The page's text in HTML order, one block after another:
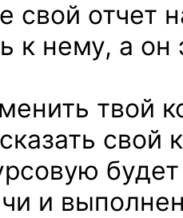
свой отчет
к нему, а он
твой
свой
и